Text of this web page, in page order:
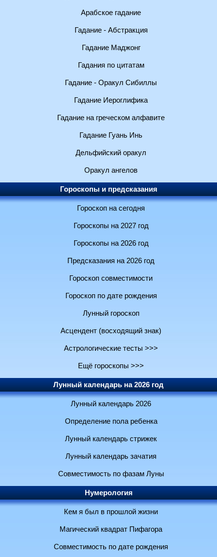
Арабское гадание
Гадание - Абстракция
Гадание Маджонг
Гадания по цитатам
Гадание - Оракул Сибиллы
Гадание Иероглифика
Гадание на греческом алфавите
Гадание Гуань Инь
Дельфийский оракул
Оракул ангелов
Гороскопы и предсказания
Гороскоп на сегодня
Гороскопы на 2027 год
Гороскопы на 2026 год
Предсказания на 2026 год
Гороскоп совместимости
Гороскоп по дате рождения
Лунный гороскоп
Асцендент (восходящий знак)
Астрологические тесты >>>
Ещё гороскопы >>>
Лунный календарь на 2026 год
Лунный календарь 2026
Определение пола ребенка
Лунный календарь стрижек
Лунный календарь зачатия
Совместимость по фазам Луны
Нумерология
Кем я был в прошлой жизни
Магический квадрат Пифагора
Совместимость по дате рождения